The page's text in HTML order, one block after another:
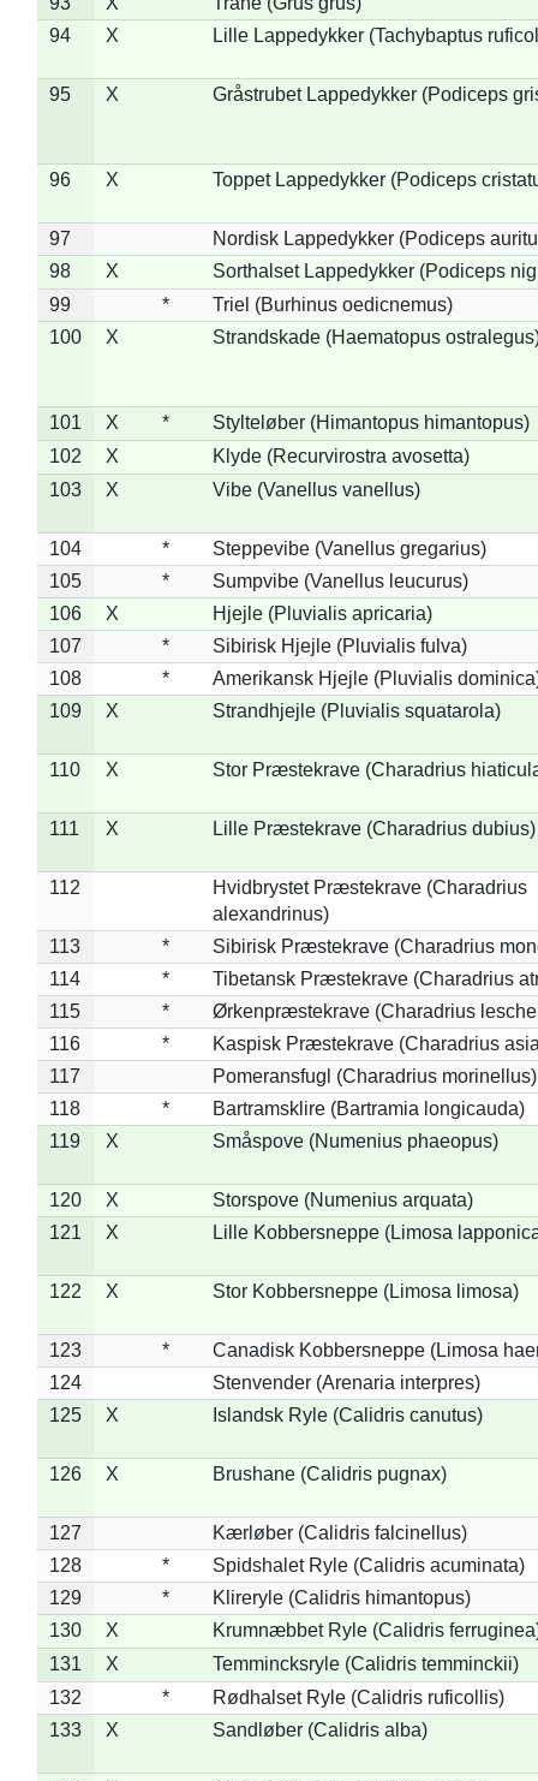
94
X Lille Lappedykker (Tachybaptus
95 X Gråstrubet Lappedykker (Podiceps
96 X Toppet Lappedykker (Podiceps
97
Nordisk Lappedykker (Podiceps
98
X
Sorthalset Lappedykker (Podiceps
99
*
Triel (Burhinus oedicnemus)
100
X Strandskade (Haematopus
101 X *
Stylteløber (Himantopus himantopus)
102
X
Klyde (Recurvirostra avosetta)
103
X Vibe (Vanellus vanellus)
104 *
Steppevibe (Vanellus gregarius)
105
*
Sumpvibe (Vanellus leucurus)
106
X
Hjejle (Pluvialis apricaria)
107
*
Sibirisk Hjejle (Pluvialis fulva)
108
*
Amerikansk Hjejle (Pluvialis
109
X Strandhjejle (Pluvialis squatarola)
110 X Stor Præstekrave (Charadrius
111 X Lille Præstekrave (Charadrius dubius)
112
Hvidbrystet Præstekrave (Charadrius
alexandrinus)
113
*
Sibirisk Præstekrave (Charadrius
114
*
Tibetansk Præstekrave (Charadrius
115
*
Ørkenpræstekrave (Charadrius
116
*
Kaspisk Præstekrave (Charadrius
117
Pomeransfugl (Charadrius morinellus)
118
*
Bartramsklire (Bartramia longicauda)
119
X Småspove (Numenius phaeopus)
120 X
Storspove (Numenius arquata)
121
X Lille Kobbersneppe (Limosa
122 X Stor Kobbersneppe (Limosa limosa)
123 *
Canadisk Kobbersneppe (Limosa
124
Stenvender (Arenaria interpres)
125
X Islandsk Ryle (Calidris canutus)
126 X Brushane (Calidris pugnax)
127
Kærløber (Calidris falcinellus)
128
*
Spidshalet Ryle (Calidris acuminata)
129
*
Klireryle (Calidris himantopus)
130
X
Krumnæbbet Ryle (Calidris
131
X
Temmincksryle (Calidris temminckii)
132
*
Rødhalset Ryle (Calidris ruficollis)
133
X Sandløber (Calidris alba)